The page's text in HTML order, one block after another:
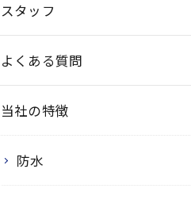
スタッフ
よくある質問
当社の特徴
防水